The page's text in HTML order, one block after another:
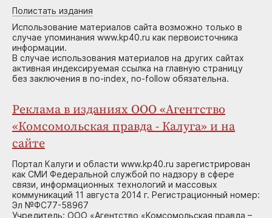
Полистать издания
Использование материалов сайта возможно только в
случае упоминания www.kp40.ru как первоисточника
информации.
В случае использования материалов на других сайтах
активная индексируемая ссылка на главную страницу
без заключения в no-index, no-follow обязательна.
Реклама в изданиях ООО «Агентство
«Комсомольская правда - Калуга» и на
сайте
Портал Калуги и области www.kp40.ru зарегистрирован
как СМИ Федеральной службой по надзору в сфере
связи, информационных технологий и массовых
коммуникаций 11 августа 2014 г. Регистрационный номер:
Эл №ФС77-58967
Учредитель: ООО «Агентство «Комсомольская правда –